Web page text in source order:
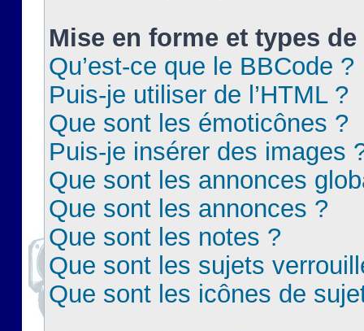
Mise en forme et types
Qu’est-ce que le BBCode ?
Puis-je utiliser de l’HTML ?
Que sont les émoticônes ?
Puis-je insérer des images
Que sont les annonces
Que sont les annonces ?
Que sont les notes ?
Que sont les sujets
Que sont les icônes de